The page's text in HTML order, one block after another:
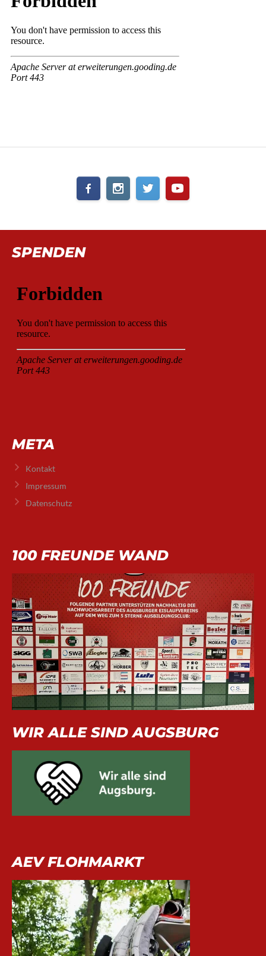
SPENDEN
META
Kontakt
Impressum
Datenschutz
100 FREUNDE WAND
WIR ALLE SIND AUGSBURG
AEV FLOHMARKT